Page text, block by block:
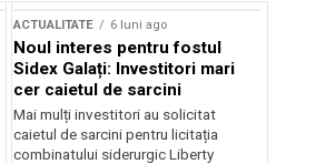
ACTUALITATE 6 luni ago
Noul interes pentru fostul
Sidex Galați: Investitori mari
cer caietul de sarcini
Mai mulți investitori au solicitat
caietul de sarcini pentru licitația
combinatului siderurgic Liberty